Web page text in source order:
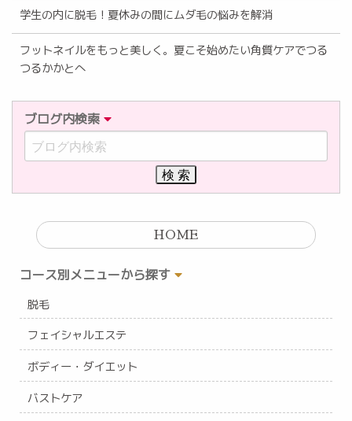
学生の内に脱毛！夏休みの間にムダ毛の悩みを解消
フットネイルをもっと美しく。夏こそ始めたい角質ケアでつる
つるかかとへ
ブログ内検索
HOME
コース別メニューから探す
脱毛
フェイシャルエステ
ボディー・ダイエット
バストケア